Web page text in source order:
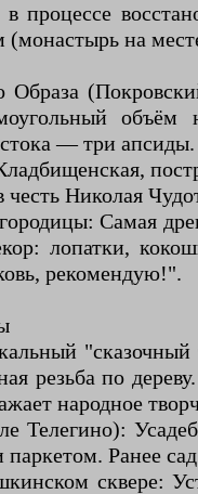
процессе
на
Образа
— три
честь Николая
Самая
лопатки,
рекомендую!".
"сказочный
резьба по
народное
Телегино):
Ранее
сквере: